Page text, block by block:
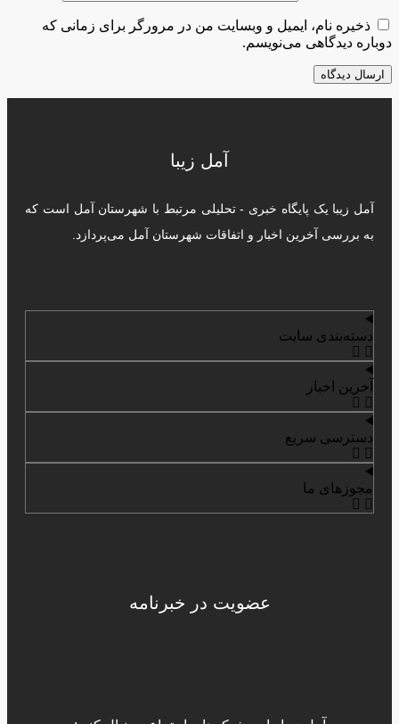
ذخیره نام، ایمیل و وبسایت من در مرورگر برای زمانی که
دوباره دیدگاهی می‌نویسم.
آمل زیبا
آمل زیبا یک پایگاه خبری - تحلیلی مرتبط با شهرستان آمل است که
به بررسی آخرین اخبار و اتفاقات شهرستان آمل می‌پردازد.
دسته‌بندی سایت
آخرین اخبار
دسترسی سریع
مجوزهای ما
عضویت در خبرنامه